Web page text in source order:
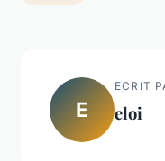
E
ECRIT
eloi